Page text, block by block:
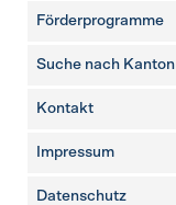
Förderprogramme
Suche nach Kanton
weitere Seiten
Kontakt
Impressum
Datenschutz